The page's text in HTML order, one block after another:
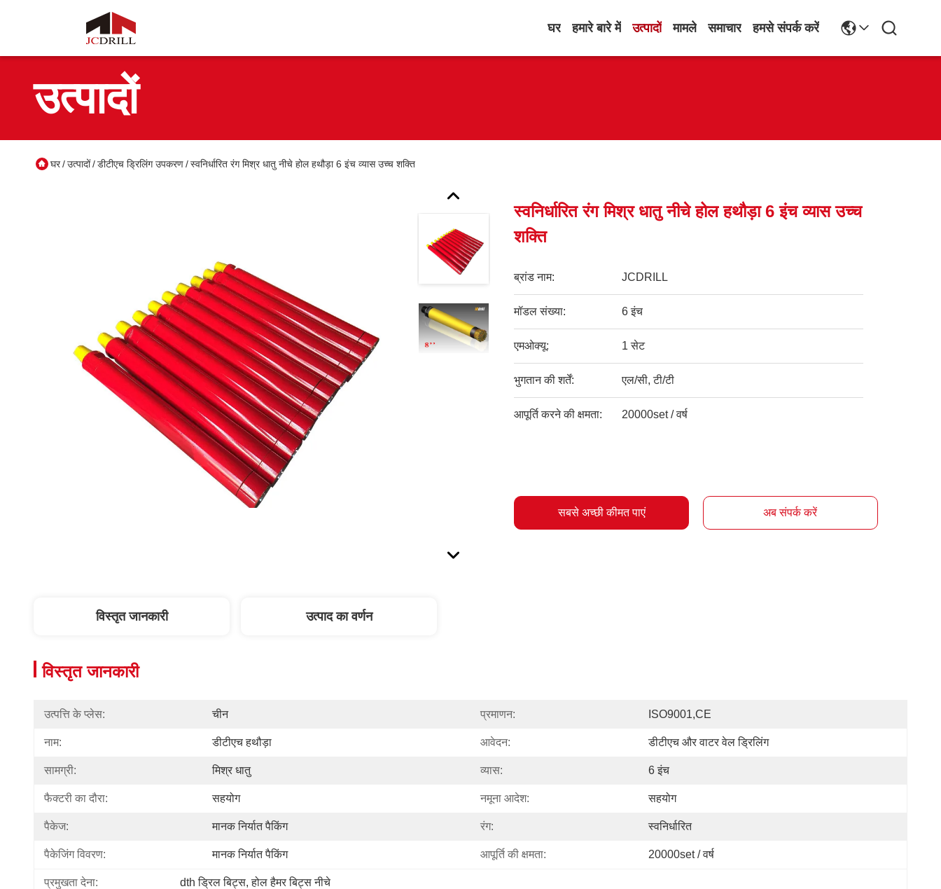
घर हमारे बारे में उत्पादों मामले समाचार हमसे संपर्क करें
उत्पादों
घर/उत्पादों/डीटीएच ड्रिलिंग उपकरण/स्वनिर्धारित रंग मिश्र धातु नीचे होल हथौड़ा 6 इंच व्यास उच्च शक्ति
स्वनिर्धारित रंग मिश्र धातु नीचे होल हथौड़ा 6 इंच व्यास उच्च
शक्ति
ब्रांड नाम: JCDRILL
मॉडल संख्या: 6 इंच
एमओक्यू: 1 सेट
भुगतान की शर्तें: एल/सी, टी/टी
आपूर्ति करने की क्षमता: 20000set / वर्ष
सबसे अच्छी कीमत पाएं अब संपर्क करें
विस्तृत जानकारी उत्पाद का वर्णन
विस्तृत जानकारी
उत्पत्ति के प्लेस: चीन प्रमाणन: ISO9001,CE
नाम: डीटीएच हथौड़ा आवेदन: डीटीएच और वाटर वेल ड्रिलिंग
सामग्री: मिश्र धातु व्यास: 6 इंच
फैक्टरी का दौरा: सहयोग नमूना आदेश: सहयोग
पैकेज: मानक निर्यात पैकिंग रंग: स्वनिर्धारित
पैकेजिंग विवरण: मानक निर्यात पैकिंग आपूर्ति की क्षमता: 20000set / वर्ष
प्रमुखता देना: dth ड्रिल बिट्स, होल हैमर बिट्स नीचे